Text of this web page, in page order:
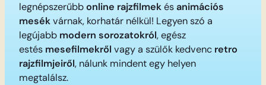
legnépszerűbbonline rajzfilmekésanimációs
mesékvárnak, korhatár nélkül! Legyen szó a
legújabb modern sorozatokról, egész
estés mesefilmekről vagy a szülők kedvenc retro
rajzfilmjeiről, nálunk mindent egy helyen
megtalálsz.